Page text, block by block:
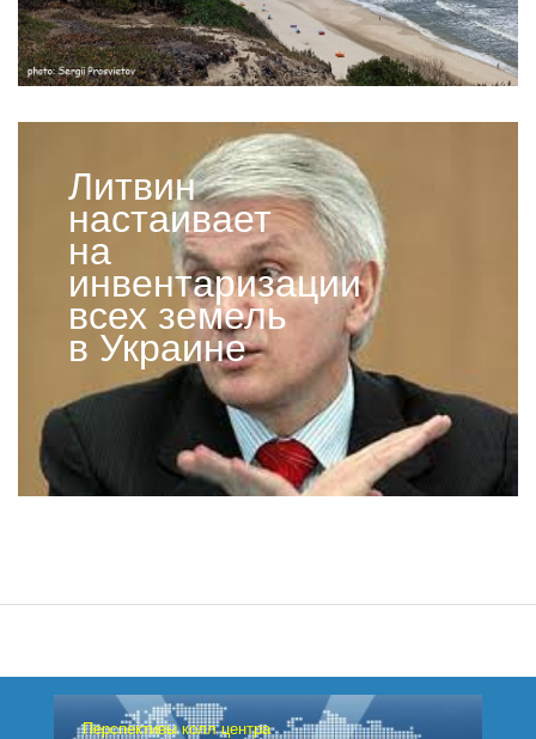
Литвин
настаивает
на
инвентаризации
всех земель
в Украине
Перспективы колл центра